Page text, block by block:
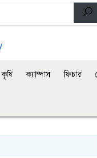
কৃষি ক্যাম্পাস ফিচার